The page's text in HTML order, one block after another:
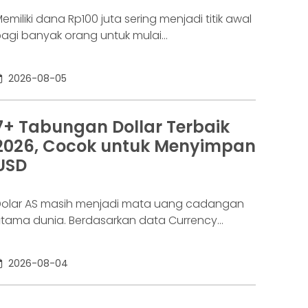
dana Rp100 juta sering menjadi titik awal
banyak orang untuk mulai
menarik dibanding tabungan biasa, tetapi
relatif terjangkau bagi banyak investor
ingin menyimpan dana secara lebih
Lalu muncul pertanyaan yang paling
dicari di Google: “Kalau deposito Rp100
2026-08-05
Tabungan Dollar Terbaik
Cocok untuk Menyimpan
AS masih menjadi mata uang cadangan
dunia. Berdasarkan data Currency
sekitar 57,13% cadangan devisa global
disimpan dalam dolar AS. Angka ini
2026-08-04